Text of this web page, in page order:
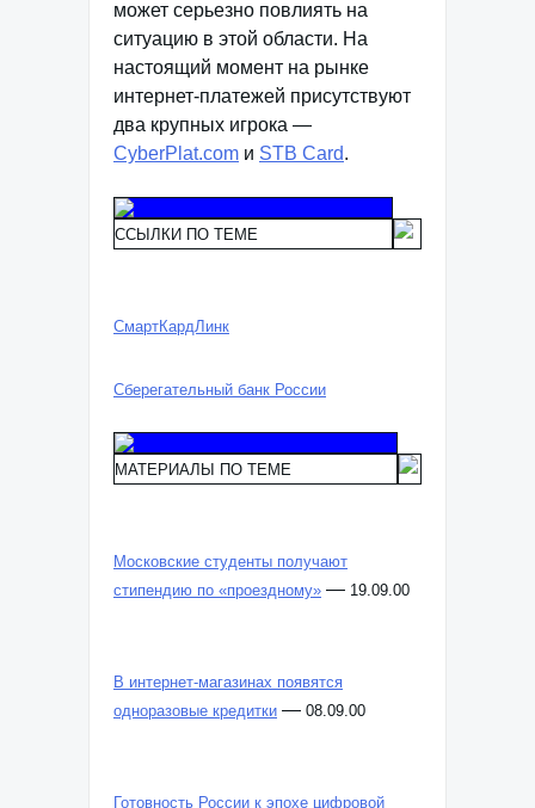
может серьезно повлиять на
ситуацию в этой области. На
настоящий момент на рынке
интернет-платежей присутствуют
два крупных игрока —
CyberPlat.com и STB Card.
ССЫЛКИ ПО ТЕМЕ
СмартКардЛинк
Сберегательный банк России
МАТЕРИАЛЫ ПО ТЕМЕ
Московские студенты получают
стипендию по «проездному» — 19.09.00
В интернет-магазинах появятся
одноразовые кредитки — 08.09.00
Готовность России к эпохе цифровой